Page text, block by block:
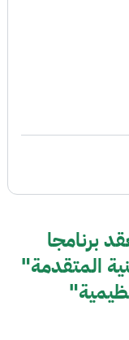
برنامجا
المتقدمة"